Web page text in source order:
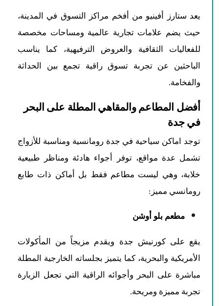
يعد ستارز أفينيو من أفخم مراكز التسوق في المدينة،
حيث يضم علامات تجارية عالمية ومساحات مخصصة
للفعاليات الثقافية والعروض الترفيهية، كما يناسب
الباحثين عن تجربة تسوق راقية تجمع بين الحداثة
والفخامة.
أفضل المطاعم والمقاهي المطلة على البحر
في جدة
توجد اماكن سياحية في جدة رومانسية ومناسبة للأزواج
تشمل عدة مواقع، توفر أجواء هادئة ومناظر طبيعية
خلابة، وهي ليست مطاعم فقط بل أماكن ذات طابع
رومانسي مميز:
مطعم بلو أوشن
يقع على كورنيش جدة ويقدم مزيجاً من المأكولات
الأمريكية والبحرية، كما يتميز بجلساته الخارجية المطلة
مباشرة على البحر وأجوائه الراقية التي تجعل الزيارة
تجربة مميزة ومريحة.